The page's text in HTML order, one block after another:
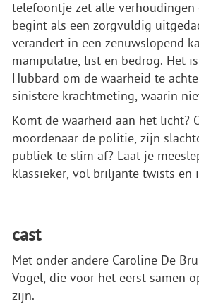
telefoontje zet alle verhoudingen
begint als een zorgvuldig
verandert in een zenuwslopend
manipulatie, list en bedrog. Het
Hubbard om de waarheid te
sinistere krachtmeting, waarin
Komt de waarheid aan het licht?
moordenaar de politie, zijn
publiek te slim af? Laat je
klassieker, vol briljante twists en
cast
Met onder andere Caroline De
Vogel, die voor het eerst samen
zijn.